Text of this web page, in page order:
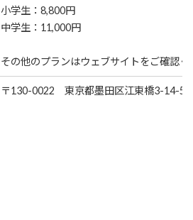
小学生：8,800円
中学生：11,000円
その他のプランはウェブサイトをご確認く
〒130-0022 東京都墨田区江東橋3-14-5